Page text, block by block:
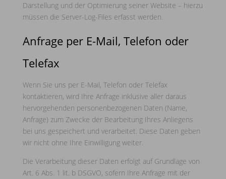
Darstellung und der Optimierung seiner Website – hierzu
müssen die Server-Log-Files erfasst werden.
Anfrage per E-Mail, Telefon oder
Telefax
Wenn Sie uns per E-Mail, Telefon oder Telefax
kontaktieren, wird Ihre Anfrage inklusive aller daraus
hervorgehenden personenbezogenen Daten (Name,
Anfrage) zum Zwecke der Bearbeitung Ihres Anliegens
bei uns gespeichert und verarbeitet. Diese Daten geben
wir nicht ohne Ihre Einwilligung weiter.
Die Verarbeitung dieser Daten erfolgt auf Grundlage von
Art. 6 Abs. 1 lit. b DSGVO, sofern Ihre Anfrage mit der